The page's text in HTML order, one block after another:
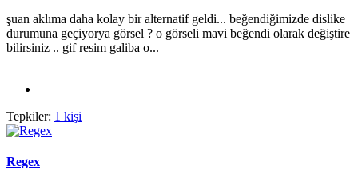
şuan aklıma daha kolay bir alternatif geldi... beğendiğimizde dislike
durumuna geçiyorya görsel ? o görseli mavi beğendi olarak değiştire
bilirsiniz .. gif resim galiba o...
Tepkiler: 1 kişi
Regex